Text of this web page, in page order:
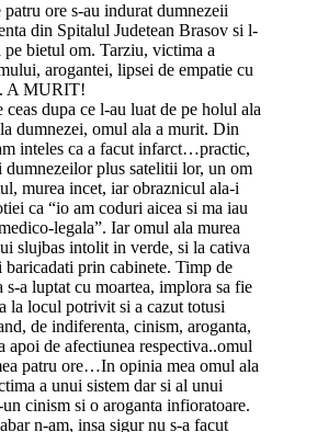
ore s-au indurat dumnezeii
din Spitalul Judetean Brasov si l-
pe bietul om. Tarziu, victima a
arogantei, lipsei de empatie cu
A MURIT!
dupa ce l-au luat de pe holul ala
dumnezei, omul ala a murit. Din
inteles ca a facut infarct…practic,
dumnezeilor plus satelitii lor, un om
murea incet, iar obraznicul ala-i
ca “io am coduri aicea si ma iau
legala”. Iar omul ala murea
slujbas intolit in verde, si la cativa
baricadati prin cabinete. Timp de
s-a luptat cu moartea, implora sa fie
la locul potrivit si a cazut totusi
de indiferenta, cinism, aroganta,
de afectiunea respectiva..omul
patru ore…In opinia mea omul ala
a unui sistem dar si al unui
cinism si o aroganta infioratoare.
n-am, insa sigur nu s-a facut